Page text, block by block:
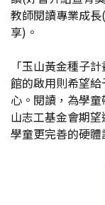
教師閱讀專業成
享)。
「玉山黃金種子
館的啟用則希望
心。閱讀，為學
山志工基金會期
學童更完善的硬